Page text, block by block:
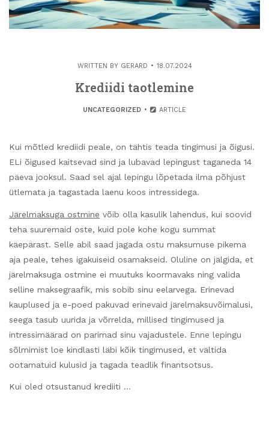
WRITTEN BY GERARD 18.07.2024
Krediidi taotlemine
UNCATEGORIZED ARTICLE
Kui mõtled krediidi peale, on tähtis teada tingimusi ja õigusi.
ELi õigused kaitsevad sind ja lubavad lepingust taganeda 14
päeva jooksul. Saad sel ajal lepingu lõpetada ilma põhjust
ütlemata ja tagastada laenu koos intressidega.
Järelmaksuga ostmine võib olla kasulik lahendus, kui soovid
teha suuremaid oste, kuid pole kohe kogu summat
käepärast. Selle abil saad jagada ostu maksumuse pikema
aja peale, tehes igakuiseid osamakseid. Oluline on jälgida, et
järelmaksuga ostmine ei muutuks koormavaks ning valida
selline maksegraafik, mis sobib sinu eelarvega. Erinevad
kauplused ja e-poed pakuvad erinevaid järelmaksuvõimalusi,
seega tasub uurida ja võrrelda, millised tingimused ja
intressimäärad on parimad sinu vajadustele. Enne lepingu
sõlmimist loe kindlasti läbi kõik tingimused, et vältida
ootamatuid kulusid ja tagada teadlik finantsotsus.
Kui oled otsustanud krediiti …